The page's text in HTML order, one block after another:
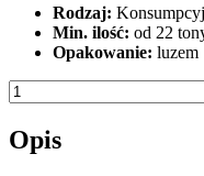
Rodzaj:
Min. ilość: od 22
Opakowanie: luzem
Opis